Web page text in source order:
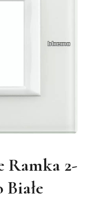
Ramka 2-
Białe